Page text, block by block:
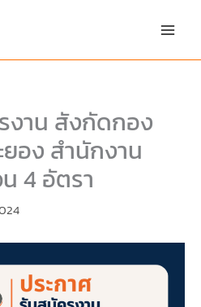
งาน สังกัดกอง
ยอง สำนักงาน
4 อัตรา